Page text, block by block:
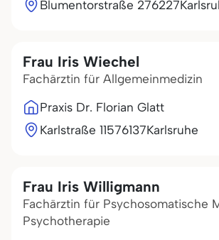
Blumentorstraße 276227
Frau Iris Wiechel
Fachärztin für Allgemeinmedizin
Praxis Dr. Florian Glatt
Karlstraße 11576137Karlsruhe
Frau Iris Willigmann
Fachärztin für Psychosomatische
Psychotherapie